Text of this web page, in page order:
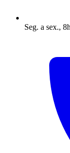
Seg. a sex.,